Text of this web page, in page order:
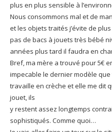
plus en plus sensible à
Nous consommons mal et de
et les objets traités j’évite de
pas de bacs à jouets très bébé
années plus tard il faudra en
Bref, ma mère a trouvé pour 5€
impecable le dernier modèle que
travaille en crèche et elle me dit
jouet, ils
y restent assez longtemps
sophistiqués. Comme quoi…